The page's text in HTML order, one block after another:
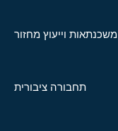
משכנתאות וייעוץ מחזור
תחבורה ציבורית